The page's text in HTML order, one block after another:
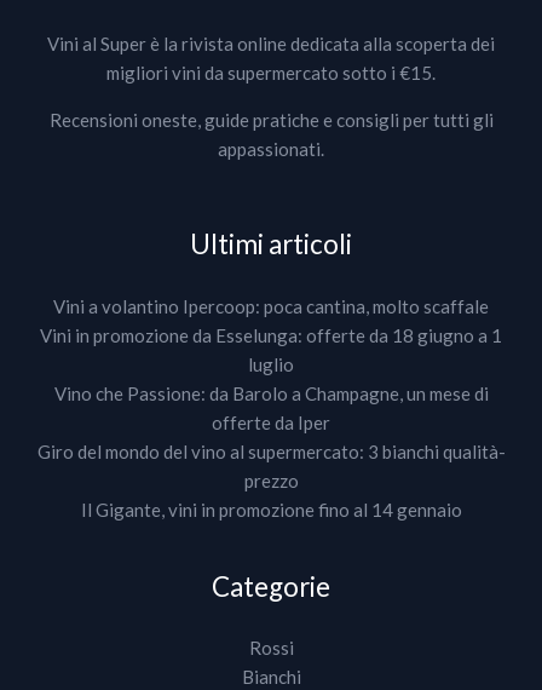
Vini al Super è la rivista online dedicata alla scoperta dei
migliori vini da supermercato sotto i €15.
Recensioni oneste, guide pratiche e consigli per tutti gli
appassionati.
Ultimi articoli
Vini a volantino Ipercoop: poca cantina, molto scaffale
Vini in promozione da Esselunga: offerte da 18 giugno a 1
luglio
Vino che Passione: da Barolo a Champagne, un mese di
offerte da Iper
Giro del mondo del vino al supermercato: 3 bianchi qualità-
prezzo
Il Gigante, vini in promozione fino al 14 gennaio
Categorie
Rossi
Bianchi